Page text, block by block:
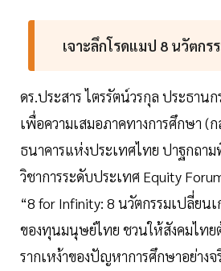
เจาะลึกโรดแมป 8 นวัตกร
ดร.ประสาร ไตรรัตน์วรกุล ประธาน
เพื่อความเสมอภาคทางการศึกษา (
ธนาคารแห่งประเทศไทย ปาฐกถา
วิชาการระดับประเทศ Equity
“8 for Infinity: 8 นวัตกรรมเปลี่ยน
ของทุนมนุษย์ไทย ชวนให้สังคมไท
รากเหง้าของปัญหาการศึกษาอย่างจ